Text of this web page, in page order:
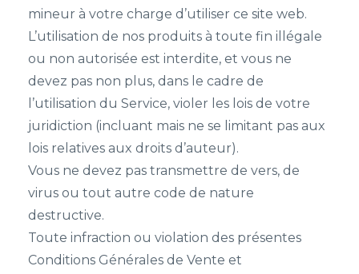
mineur à votre charge d’utiliser ce site web.
L’utilisation de nos produits à toute fin illégale
ou non autorisée est interdite, et vous ne
devez pas non plus, dans le cadre de
l’utilisation du Service, violer les lois de votre
juridiction (incluant mais ne se limitant pas aux
lois relatives aux droits d’auteur).
Vous ne devez pas transmettre de vers, de
virus ou tout autre code de nature
destructive.
Toute infraction ou violation des présentes
Conditions Générales de Vente et